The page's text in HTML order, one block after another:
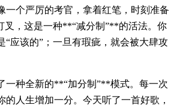
一个严厉的考官，拿着红笔，时刻准备
叉，这是一种**“减分制”**的活法。你
“应该的”；一旦有瑕疵，就会被大肆攻
一种全新的**“加分制”**模式。每一次
的人生增加一分。今天听了一首好歌，